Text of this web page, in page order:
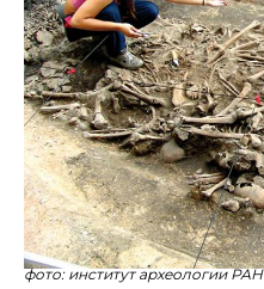
фото: институт археологии РАН